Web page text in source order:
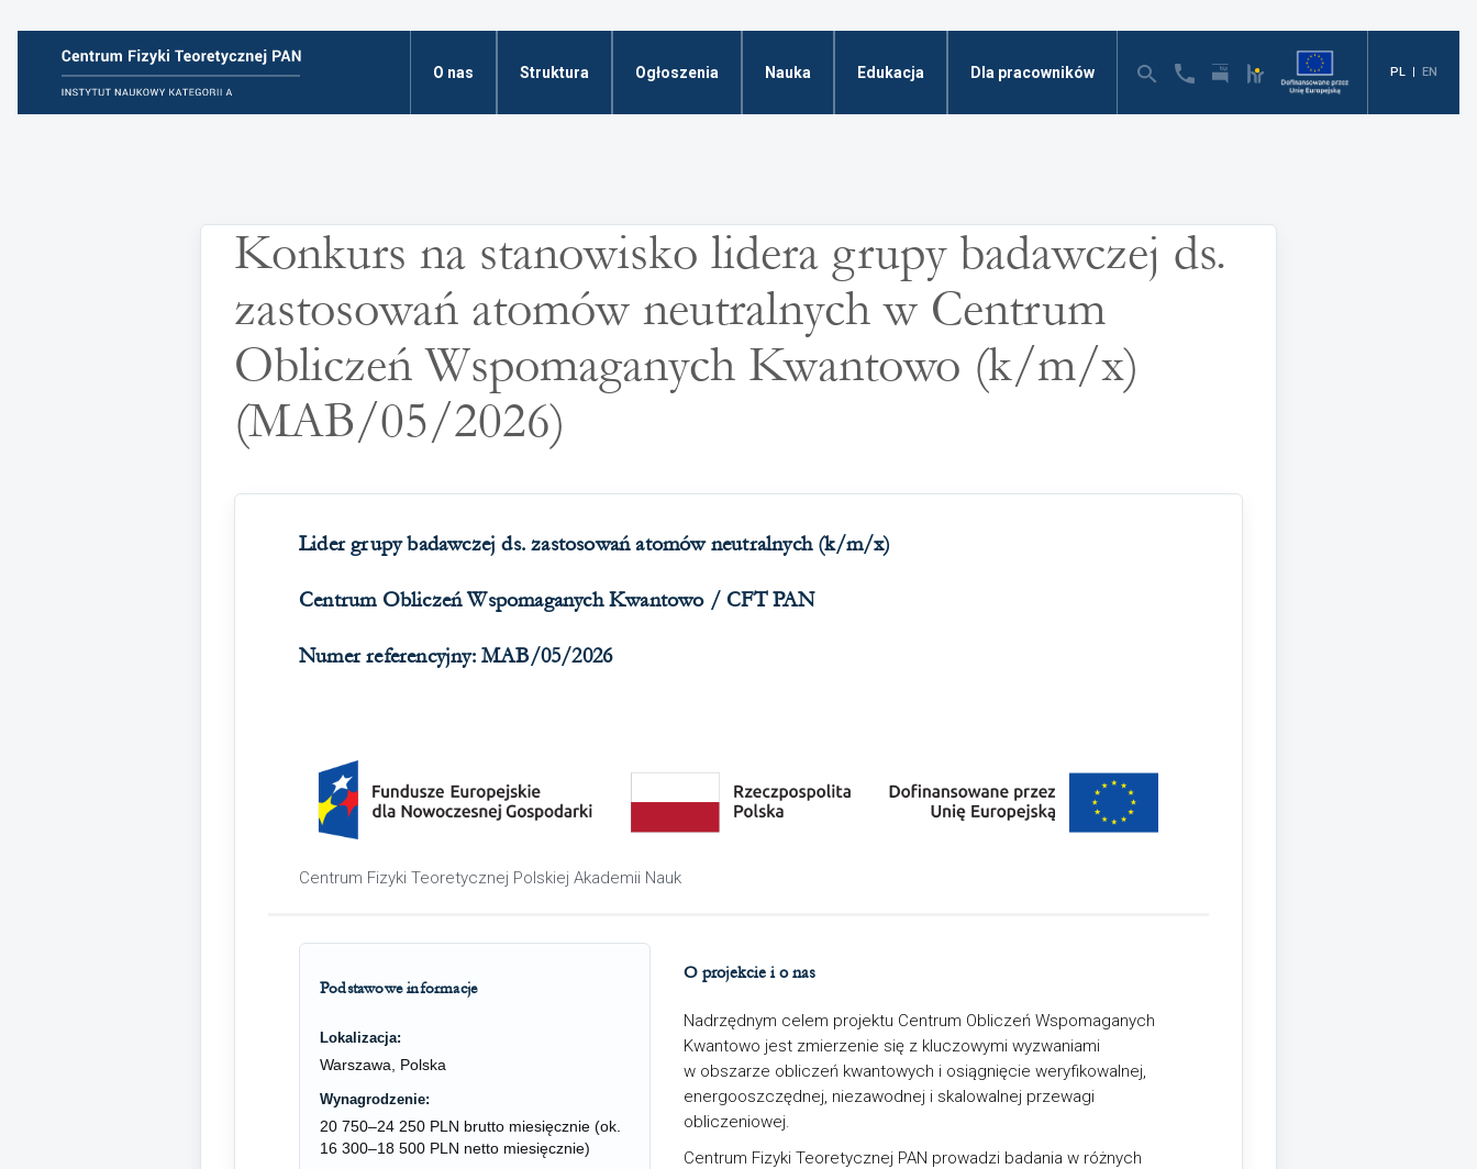
O nas Struktura Ogłoszenia Nauka Edukacja Dla pracowników PL | EN
Konkurs na stanowisko lidera grupy badawczej ds.
zastosowań atomów neutralnych w Centrum
Obliczeń Wspomaganych Kwantowo (k/m/x)
(MAB/05/2026)
Lider grupy badawczej ds. zastosowań atomów neutralnych (k/m/x)
Centrum Obliczeń Wspomaganych Kwantowo / CFT PAN
Numer referencyjny: MAB/05/2026
Centrum Fizyki Teoretycznej Polskiej Akademii Nauk
Podstawowe informacje
Lokalizacja:
Warszawa, Polska
Wynagrodzenie:
20 750–24 250 PLN brutto miesięcznie (ok.
16 300–18 500 PLN netto miesięcznie)
O projekcie i o nas
Nadrzędnym celem projektu Centrum Obliczeń Wspomaganych
Kwantowo jest zmierzenie się z kluczowymi wyzwaniami
w obszarze obliczeń kwantowych i osiągnięcie weryfikowalnej,
energooszczędnej, niezawodnej i skalowalnej przewagi
obliczeniowej.
Centrum Fizyki Teoretycznej PAN prowadzi badania w różnych